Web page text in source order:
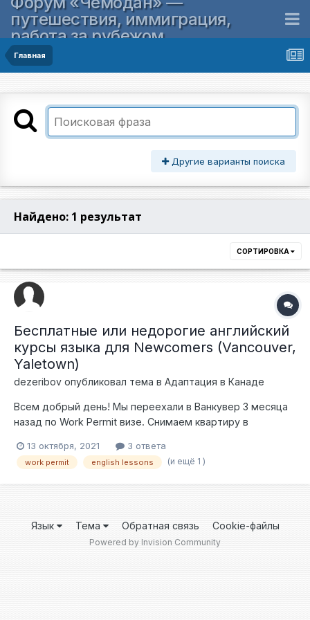
путешествия, иммиграция,
работа за рубежом
Главная
Другие варианты поиска
Найдено: 1 результат
СОРТИРОВКА
Бесплатные или недорогие английский
курсы языка для Newcomers (Vancouver,
Yaletown)
dezeribov опубликовал тема в Адаптация в Канаде
Всем добрый день! Мы переехали в Ванкувер 3 месяца
назад по Work Permit визе. Снимаем квартиру в
вопросы - MSP, SIN, bank accounts, insurances, road test.
Но мы не можем найти пока бесплатные английские
курсы (или недорогие) для тех кто не очень хорошо
подскажите. Речь не идет про курсы для получения
роботы, а просто повседневный английский. PS: и еще
13 октября, 2021 3 ответа
work permit english lessons (и ещё 1 )
Язык Тема Обратная связь Cookie-файлы
Powered by Invision Community